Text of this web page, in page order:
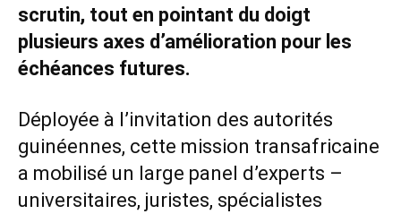
scrutin, tout en pointant du doigt
plusieurs axes d’amélioration pour les
échéances futures.
Déployée à l’invitation des autorités
guinéennes, cette mission transafricaine
a mobilisé un large panel d’experts –
universitaires, juristes, spécialistes